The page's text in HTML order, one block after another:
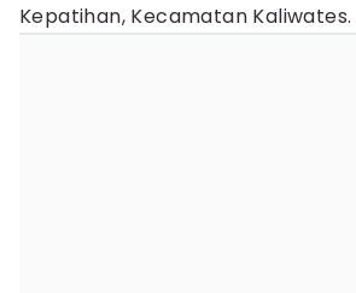
Kepatihan, Kecamatan Kaliwates.